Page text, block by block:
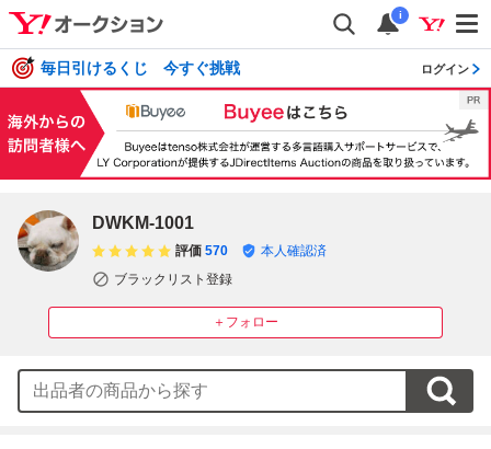
i
毎日引けるくじ 今すぐ挑戦 ログイン
DWKM-1001
＋フォロー
評価 570
本人確認済
ブラックリスト登録